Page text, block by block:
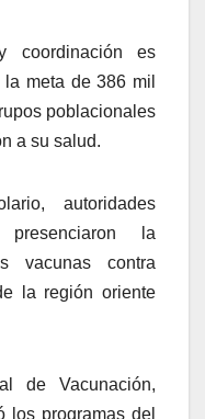
coordinación es
meta de 386 mil
poblacionales
a su salud.
autoridades
la
vacunas contra
la región oriente
de Vacunación,
los programas del